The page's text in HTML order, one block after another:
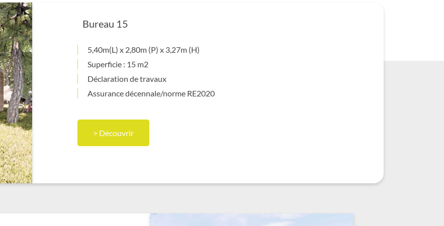
Bureau 15
5,40m(L) x 2,80m (P) x 3,27m (H)
Superficie : 15 m2
Déclaration de travaux
Assurance décennale/norme RE2020
> Découvrir